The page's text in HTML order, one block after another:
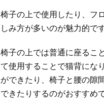
椅子の上で使用したり、フ
しみ方が多いのが魅力的です
椅子の上では普通に座るこ
て使用することで猫背にな
ができたり、椅子と腰の隙
できたりするのがおすすめで